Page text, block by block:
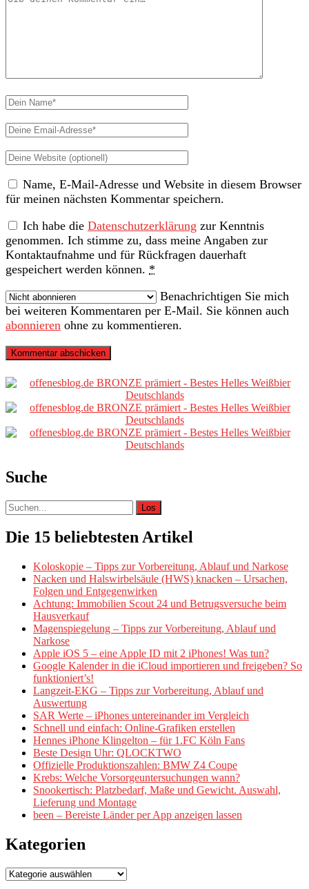
Dein
Deine
Adresse
Deine
(nicht
erforderlich)
Name, E-Mail-Adresse und Website in diesem Browser
für meinen nächsten Kommentar speichern.
Ich habe die Datenschutzerklärung zur Kenntnis
genommen. Ich stimme zu, dass meine Angaben zur
Kontaktaufnahme und für Rückfragen dauerhaft
gespeichert werden können. *
Benachrichtigen Sie mich
bei weiteren Kommentaren per E-Mail. Sie können auch
abonnieren ohne zu kommentieren.
Primäre
Sidebar
Suche
Suche
nach:
Die 15 beliebtesten Artikel
Koloskopie – Tipps zur Vorbereitung, Ablauf und Narkose
Nacken und Halswirbelsäule (HWS) knacken – Ursachen,
Folgen und Entgegenwirken
Achtung: Immobilien Scout 24 und Betrugsversuche beim
Hausverkauf
Magenspiegelung – Tipps zur Vorbereitung, Ablauf und
Narkose
Apple iOS 5 – eine Apple ID mit 2 iPhones! Was tun?
Google Kalender in die iCloud importieren und freigeben? So
funktioniert’s!
Langzeit-EKG – Tipps zur Vorbereitung, Ablauf und
Auswertung
SAR Werte – iPhones untereinander im Vergleich
Schnell und einfach: Online-Grafiken erstellen
Hennes iPhone Klingelton – für 1.FC Köln Fans
Beste Design Uhr: QLOCKTWO
Offizielle Produktionszahlen: BMW Z4 Coupe
Krebs: Welche Vorsorgeuntersuchungen wann?
Snookertisch: Platzbedarf, Maße und Gewicht. Auswahl,
Lieferung und Montage
been – Bereiste Länder per App anzeigen lassen
Kategorien
Kategorien